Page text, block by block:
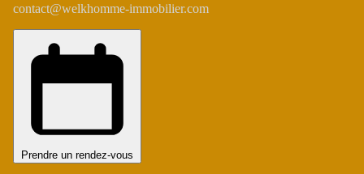
contact@welkhomme-immobilier.com
Prendre un rendez-vous